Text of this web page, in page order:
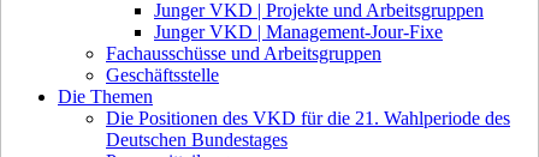
Junger VKD | Projekte und Arbeitsgruppen
Junger VKD | Management-Jour-Fixe
Fachausschüsse und Arbeitsgruppen
Geschäftsstelle
Die Themen
Die Positionen des VKD für die 21. Wahlperiode des
Deutschen Bundestages